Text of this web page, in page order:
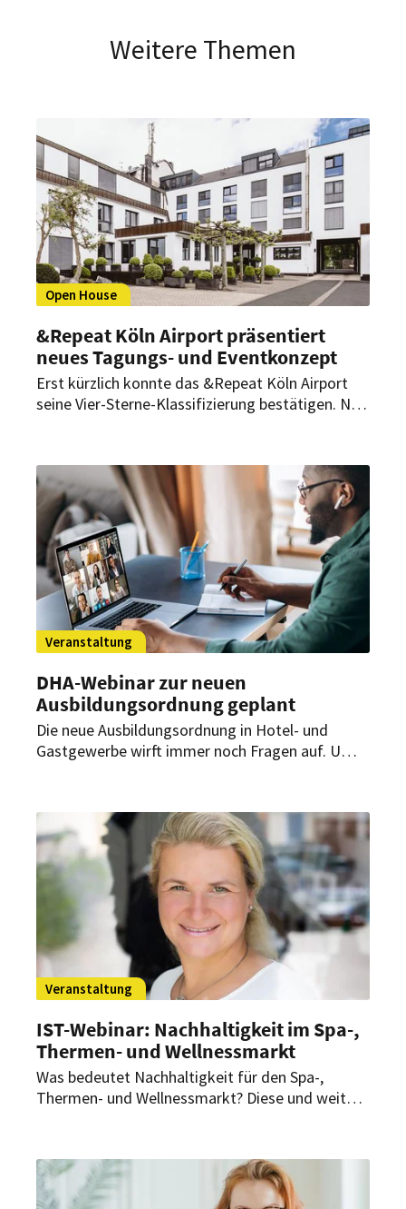
Weitere Themen
Open House
&Repeat Köln Airport präsentiert
neues Tagungs- und Eventkonzept
Erst kürzlich konnte das &Repeat Köln Airport
seine Vier-Sterne-Klassifizierung bestätigen. Nun
präsentieren.
Veranstaltung
DHA-Webinar zur neuen
Ausbildungsordnung geplant
Die neue Ausbildungsordnung in Hotel- und
Gastgewerbe wirft immer noch Fragen auf. Um
Webinar mit Ausbildungsexperten Sascha Dalig
ein.
Veranstaltung
IST-Webinar: Nachhaltigkeit im Spa-,
Thermen- und Wellnessmarkt
Was bedeutet Nachhaltigkeit für den Spa-,
Thermen- und Wellnessmarkt? Diese und weitere
Thermen- und Wellnessmarkt“ des IST-
Studieninstituts beantwortet.